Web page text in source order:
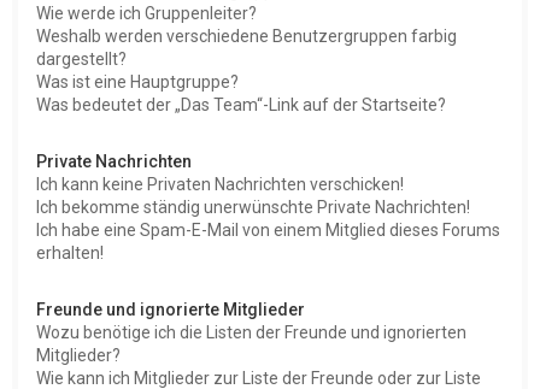
Wie werde ich Gruppenleiter?
Weshalb werden verschiedene Benutzergruppen farbig
dargestellt?
Was ist eine Hauptgruppe?
Was bedeutet der „Das Team“-Link auf der Startseite?
Private Nachrichten
Ich kann keine Privaten Nachrichten verschicken!
Ich bekomme ständig unerwünschte Private Nachrichten!
Ich habe eine Spam-E-Mail von einem Mitglied dieses Forums
erhalten!
Freunde und ignorierte Mitglieder
Wozu benötige ich die Listen der Freunde und ignorierten
Mitglieder?
Wie kann ich Mitglieder zur Liste der Freunde oder zur Liste